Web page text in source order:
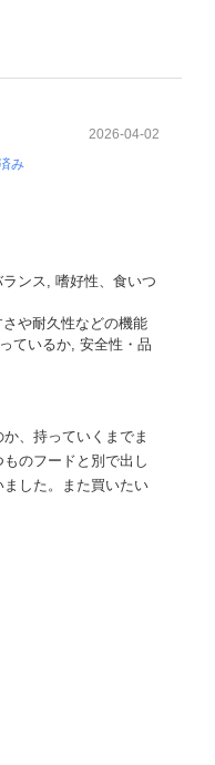
み
2026-04-02
ンス, 嗜好性、食いつ
や耐久性などの機能
ているか, 安全性・品
、持っていくまでま
のフードと別で出し
した。また買いたい